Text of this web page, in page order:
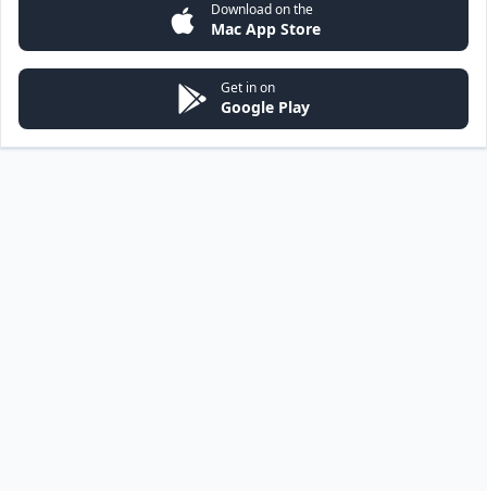
Download on the
Mac App Store
Get in on
Google Play